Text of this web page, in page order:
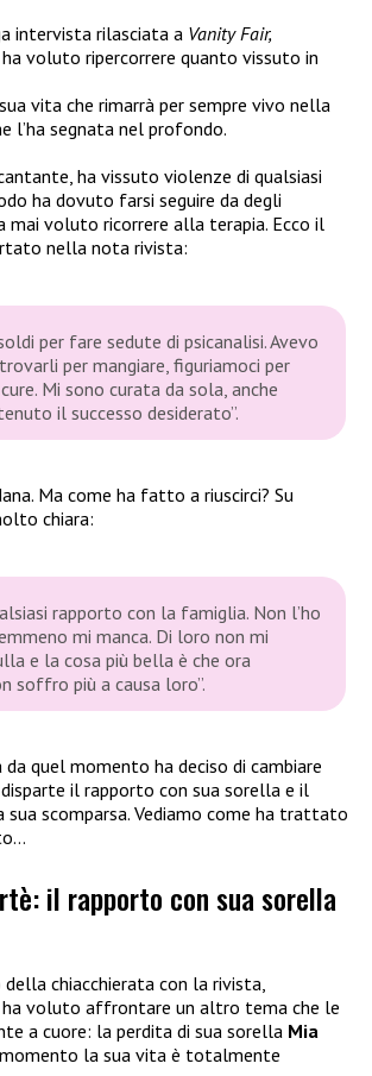
intervista rilasciata a Vanity Fair,
ha voluto ripercorrere quanto vissuto in
vita che rimarrà per sempre vivo nella
l’ha segnata nel profondo.
ha vissuto violenze di qualsiasi
ha dovuto farsi seguire da degli
mai voluto ricorrere alla terapia. Ecco il
nella nota rivista:
per fare sedute di psicanalisi. Avevo
per mangiare, figuriamoci per
Mi sono curata da sola, anche
il successo desiderato”.
Ma come ha fatto a riuscirci? Su
chiara:
rapporto con la famiglia. Non l’ho
mi manca. Di loro non mi
e la cosa più bella è che ora
soffro più a causa loro”.
da quel momento ha deciso di cambiare
il rapporto con sua sorella e il
scomparsa. Vediamo come ha trattato
il rapporto con sua sorella
chiacchierata con la rivista,
ha voluto affrontare un altro tema che le
a cuore: la perdita di sua sorella Mia
momento la sua vita è totalmente